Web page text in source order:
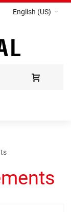
English (US)